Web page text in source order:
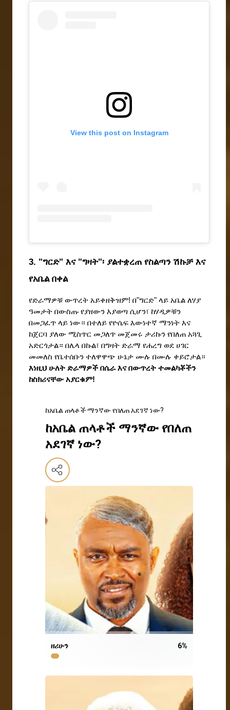
View this post on Instagram
3. "ግርድ" እና "ግዛት"፡ ያልተቋረጠ የስልጣን ሽኩቻ እና
የአቤል በቀል
የድራማዎቹ ውጥረት አይቀዘቅዝም! በ"ግርድ" ላይ አቤል ለሃያ
ዓመታት በውስጡ የያዘውን እያወጣ ሲሆን፣ ከሃዲዎቹን
በመጋፈጥ ላይ ነው። በተለይ የዮሴፍ እውነተኛ ማንነት እና
ከጀርባ ያለው ሚስጥር መጋለጥ መጀመሩ ታሪኩን የበለጠ አጓጊ
አድርጎታል። በሌላ በኩል፣ በግዛት ድራማ የሐረግ ወደ ሀገር
እነዚህ ሁለት ድራማዎች በሴራ እና በውጥረት ተመልካቾችን
ከስክሪናቸው አያርቁም!
ከአቤል ጠላቶች ማንኛው የበለጠ አደገኛ ነው?
ከአቤል ጠላቶች ማንኛው የበለጠ
አደገኛ ነው?
ዘሪሁን 6%